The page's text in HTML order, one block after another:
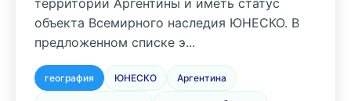
территории Аргентины и иметь статус
объекта Всемирного наследия ЮНЕСКО. В
предложенном списке э...
география ЮНЕСКО Аргентина